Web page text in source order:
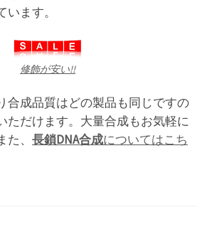
います。
修飾が安い!!
合成品質はどの製品も同じですの
ただけます。大量合成もお気軽に
、 長鎖DNA合成についてはこち